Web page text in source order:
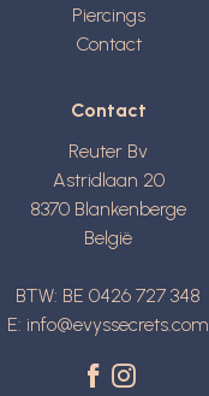
Piercings
Contact
Contact
Reuter Bv
Astridlaan 20
8370 Blankenberge
België
BTW: BE 0426 727 348
E: info@evyssecrets.com